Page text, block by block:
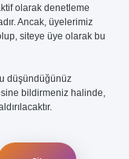
olarak denetleme
Ancak, üyelerimiz
siteye üye olarak bu
düşündüğünüz
bildirmeniz halinde,